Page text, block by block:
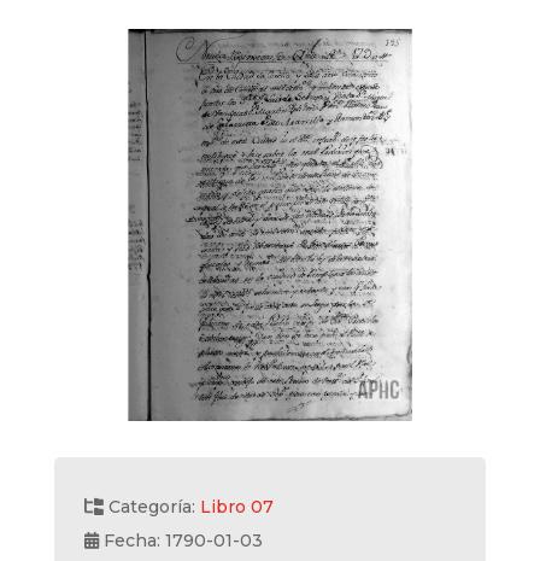
Categoría: Libro 07
Fecha: 1790-01-03